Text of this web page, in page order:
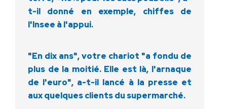
t-il donné en exemple, chiffes de
l'Insee à l'appui.
"En dix ans", votre chariot "a fondu de
plus de la moitié. Elle est là, l'arnaque
de l'euro", a-t-il lancé à la presse et
aux quelques clients du supermarché.